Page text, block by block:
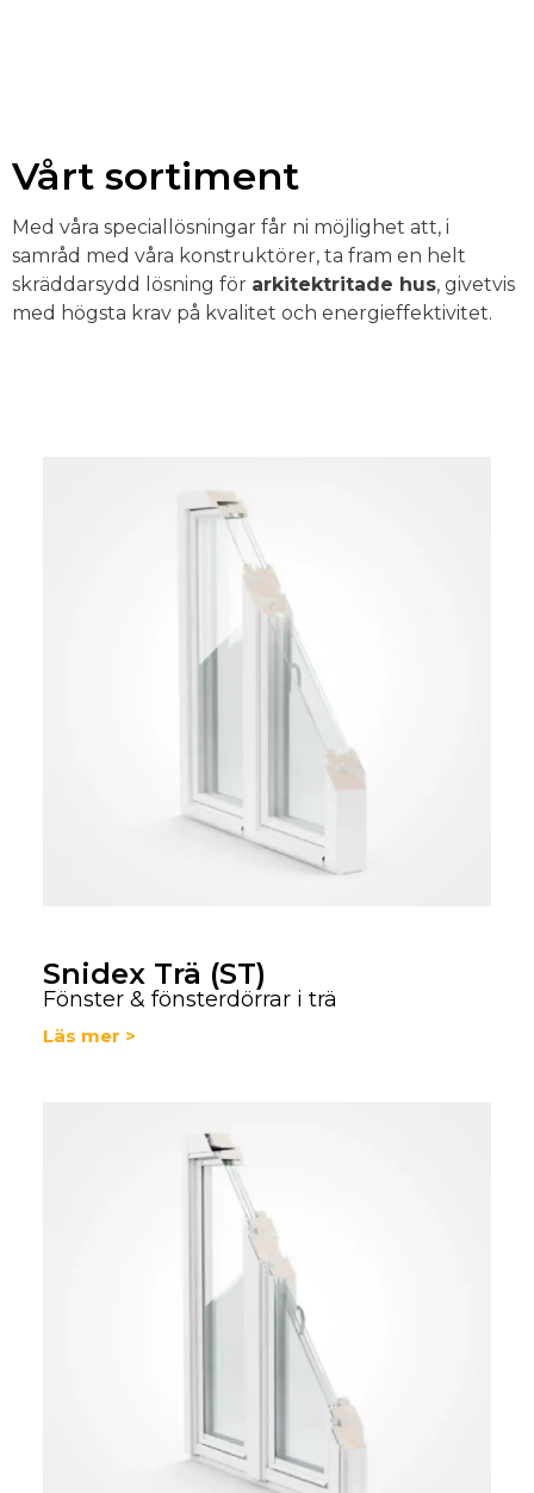
Vårt sortiment
Med våra speciallösningar får ni möjlighet att, i
samråd med våra konstruktörer, ta fram en helt
skräddarsydd lösning för arkitektritade hus, givetvis
med högsta krav på kvalitet och energieffektivitet.
Snidex Trä (ST)
Fönster & fönsterdörrar i trä
Läs mer >